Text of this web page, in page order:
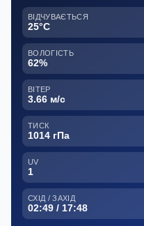
ВІДЧУВАЄТЬСЯ
25°C
ВОЛОГІСТЬ
62%
ВІТЕР
3.66 м/с
ТИСК
1014 гПа
UV
1
СХІД / ЗАХІД
02:49 / 17:48